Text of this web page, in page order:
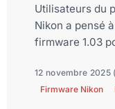
Utilisateurs du
Nikon a pensé
firmware 1.03
12 novembre 2025
Firmware Nikon